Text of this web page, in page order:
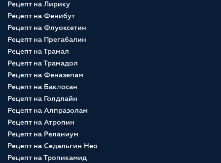
Рецепт на Лирику
Рецепт на Фенибут
Рецепт на Флуоксетин
Рецепт на Прегабалин
Рецепт на Трамал
Рецепт на Трамадол
Рецепт на Феназепам
Рецепт на Баклосан
Рецепт на Голдлайн
Рецепт на Алпразолам
Рецепт на Атропин
Рецепт на Реланиум
Рецепт на Седальгин Нео
Рецепт на Тропикамид